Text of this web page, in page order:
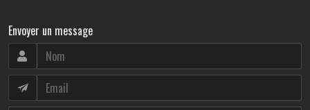
Envoyer un message